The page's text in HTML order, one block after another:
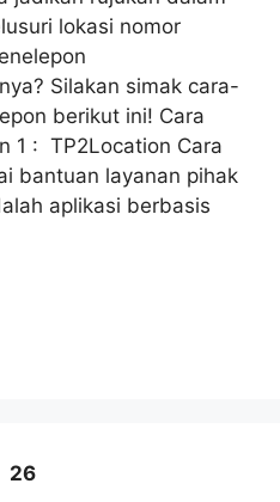
lokasi nomor
Silakan simak cara-
berikut ini! Cara
1 : TP2Location Cara
bantuan layanan pihak
aplikasi berbasis
Page
26